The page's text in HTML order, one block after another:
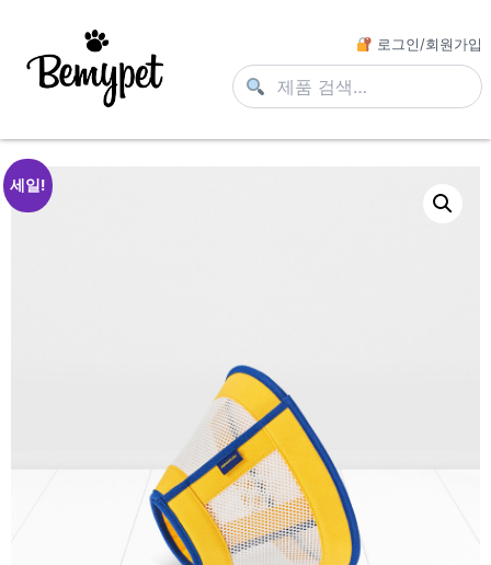
로그인/회원가입
세일!